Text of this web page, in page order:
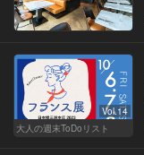
Vol.14
大人の週末ToDoリスト